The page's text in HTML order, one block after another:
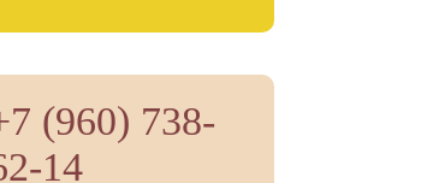
(960) 738-
14